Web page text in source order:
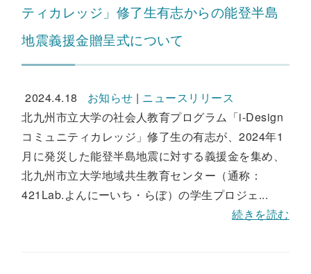
ティカレッジ」修了生有志からの能登半島
地震義援金贈呈式について
2024.4.18 お知らせ | ニュースリリース
北九州市立大学の社会人教育プログラム「i-Design
コミュニティカレッジ」修了生の有志が、2024年1
月に発災した能登半島地震に対する義援金を集め、
北九州市立大学地域共生教育センター（通称：
421Lab.よんにーいち・らぼ）の学生プロジェ...
続きを読む